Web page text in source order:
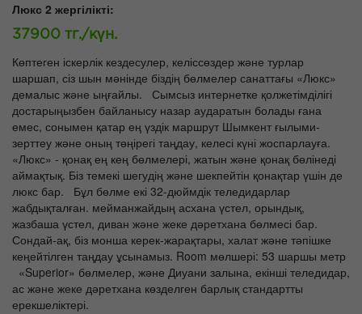
Люкс 2 жергілікті:
37900 тг./күн.
Көптеген іскерлік кездесулер, келіссөздер және турлар
шаршап, сіз шын мәнінде біздің бөлмелер санаттағы «Люкс»
демалыс және ыңғайлы. Сымсыз интернетке қолжетімділігі
достарыңызбен байланысу назар аударатын болады ғана
емес, сонымен қатар ең үздік маршрут Шымкент ғылыми-
зерттеу және оның төңірегі таңдау, келесі күні жоспарлауға.
«Люкс» - қонақ ең кең бөлмелері, жатын және қонақ бөлінеді
аймақтық. Біз темекі шегудің және шекпейтін қонақтар үшін де
люкс бар. Бұл бөлме екі 32-дюймдік теледидарлар
жабдықталған. мейманжайдың асхана үстел, орындық,
жазбаша үстел, диван және жеке дәретхана бөлмесі бар.
Сондай-ақ, біз монша керек-жарақтары, халат және тәпішке
кеңейтілген таңдау ұсынамыз. Room мөлшері: 53 шаршы метр
«Superior» бөлмелер, және Диуани залына, екінші теледидар,
ас және жеке дәретхана көзделген барлық стандартты
ерекшеліктері.